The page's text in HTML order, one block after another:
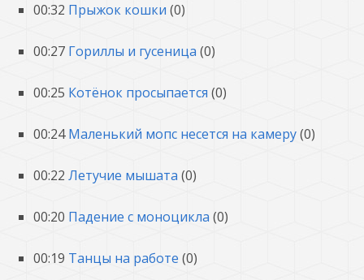
00:32 Прыжок кошки (0)
00:27 Гориллы и гусеница (0)
00:25 Котёнок просыпается (0)
00:24 Маленький мопс несется на камеру(0)
00:22 Летучие мышата (0)
00:20 Падение с моноцикла (0)
00:19 Танцы на работе (0)